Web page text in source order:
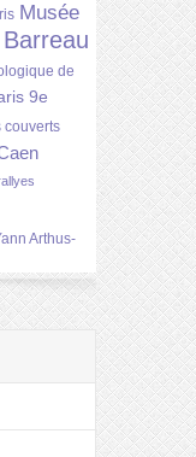
Musée
de
9e
couverts
Arthus-